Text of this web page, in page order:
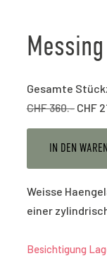
Gesamte
CHF 360.-CHF
IN DEN
Weisse
einer
Besichtigung